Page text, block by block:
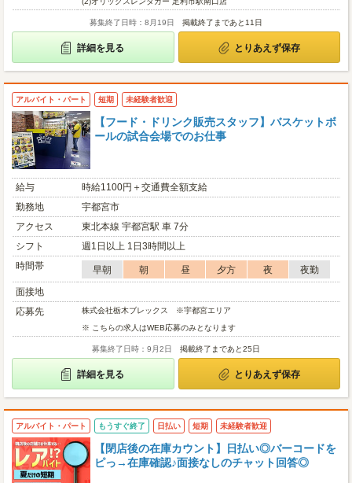
募集終了日時：8月19日 掲載終了まであと11日
詳細を見る とりあえず保存
アルバイト・パート 短期 未経験者歓迎
【フード・ドリンク販売スタッフ】バスケットボ
ールの試合会場でのお仕事
給与
時給1100円＋交通費全額支給
勤務地
宇都宮市
アクセス
東北本線 宇都宮駅 車 7分
シフト
週1日以上 1日3時間以上
時間帯
早朝 朝 昼 夕方 夜
夜勤
面接地
応募先
株式会社栃木ブレックス ※宇都宮エリア
※ こちらの求人はWEB応募のみとなります
募集終了日時：9月2日 掲載終了まであと25日
詳細を見る とりあえず保存
アルバイト・パート もうすぐ終了 日払い 短期 未経験者歓迎
【閉店後の在庫カウント】日払い◎バーコードを
ピっ→在庫確認♪面接なしのチャット回答◎